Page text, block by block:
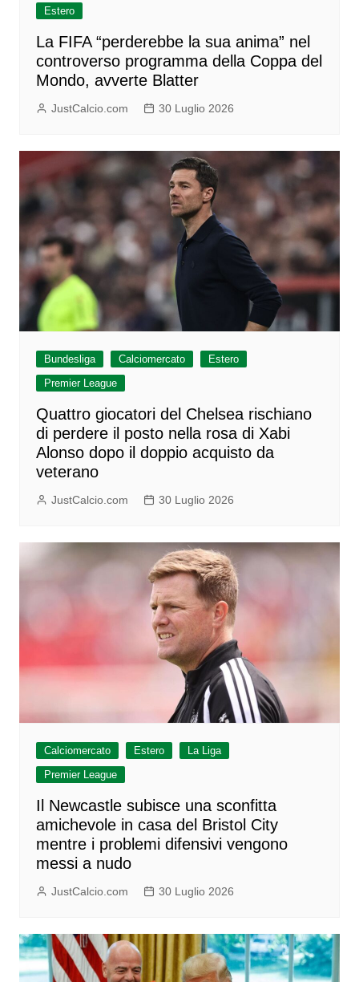
Estero
La FIFA “perderebbe la sua anima” nel
controverso programma della Coppa del
Mondo, avverte Blatter
JustCalcio.com 30 Luglio 2026
Bundesliga Calciomercato
Estero
Premier League
Quattro giocatori del Chelsea rischiano
di perdere il posto nella rosa di Xabi
Alonso dopo il doppio acquisto da
veterano
JustCalcio.com 30 Luglio 2026
Calciomercato Estero
La Liga
Premier League
Il Newcastle subisce una sconfitta
amichevole in casa del Bristol City
mentre i problemi difensivi vengono
messi a nudo
JustCalcio.com 30 Luglio 2026